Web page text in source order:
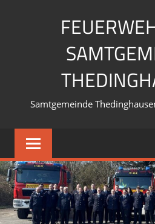
Samtgemeinde